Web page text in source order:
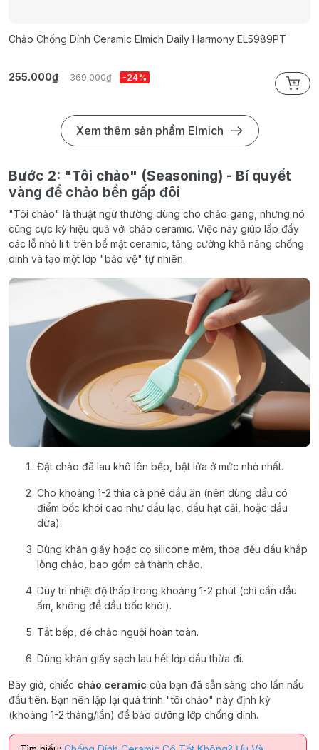
Chảo Chống Dính Ceramic Elmich Daily Harmony EL5989PT
255.000₫ 369.000₫ -24%
Xem thêm sản phẩm Elmich
Bước 2: "Tôi chảo" (Seasoning) - Bí quyết
vàng để chảo bền gấp đôi
"Tôi chảo" là thuật ngữ thường dùng cho chảo gang, nhưng nó
cũng cực kỳ hiệu quả với chảo ceramic. Việc này giúp lấp đầy
các lỗ nhỏ li ti trên bề mặt ceramic, tăng cường khả năng chống
dính và tạo một lớp "bảo vệ" tự nhiên.
Đặt chảo đã lau khô lên bếp, bật lửa ở mức nhỏ nhất.
Cho khoảng 1-2 thìa cà phê dầu ăn (nên dùng dầu có
điểm bốc khói cao như dầu lạc, dầu hạt cải, hoặc dầu
dừa).
Dùng khăn giấy hoặc cọ silicone mềm, thoa đều dầu khắp
lòng chảo, bao gồm cả thành chảo.
Duy trì nhiệt độ thấp trong khoảng 1-2 phút (chỉ cần dầu
ấm, không để dầu bốc khói).
Tắt bếp, để chảo nguội hoàn toàn.
Dùng khăn giấy sạch lau hết lớp dầu thừa đi.
Bây giờ, chiếc chảo ceramic của bạn đã sẵn sàng cho lần nấu
đầu tiên. Bạn nên lặp lại quá trình "tôi chảo" này định kỳ
(khoảng 1-2 tháng/lần) để bảo dưỡng lớp chống dính.